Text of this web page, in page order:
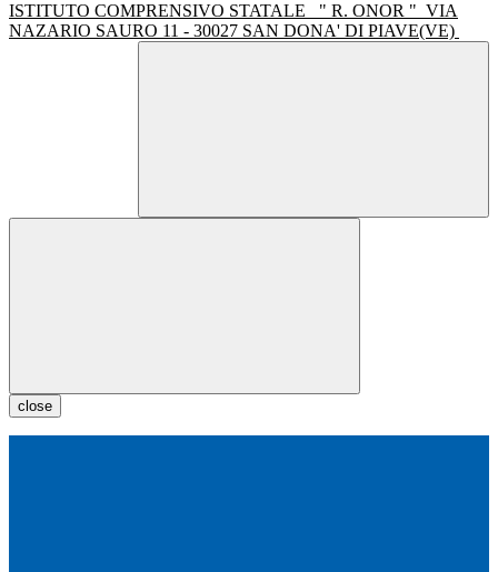
ISTITUTO COMPRENSIVO STATALE " R. ONOR " VIA
NAZARIO SAURO 11 - 30027 SAN DONA' DI PIAVE(VE)
close